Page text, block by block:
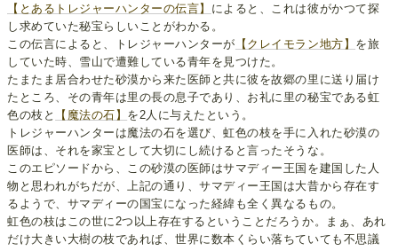
【とあるトレジャーハンターの伝言】 によると、これは彼がかつて探
し求めていた秘宝らしいことがわかる。
この伝言によると、トレジャーハンターが 【クレイモラン地方】 を旅
していた時、雪山で遭難している青年を見つけた。
たまたま居合わせた砂漠から来た医師と共に彼を故郷の里に送り届け
たところ、その青年は里の長の息子であり、お礼に里の秘宝である虹
色の枝と
【魔法の石】 を2人に与えたという。
トレジャーハンターは魔法の石を選び、虹色の枝を手に入れた砂漠の
医師は、それを家宝として大切にし続けると言ったそうな。
このエピソードから、この砂漠の医師はサマディー王国を建国した人
物と思われがちだが、上記の通り、サマディー王国は大昔から存在す
るようで、サマディーの国宝になった経緯も全く異なるもの。
虹色の枝はこの世に2つ以上存在するということだろうか。まぁ、あれ
だけ大きい大樹の枝であれば、世界に数本くらい落ちていても不思議